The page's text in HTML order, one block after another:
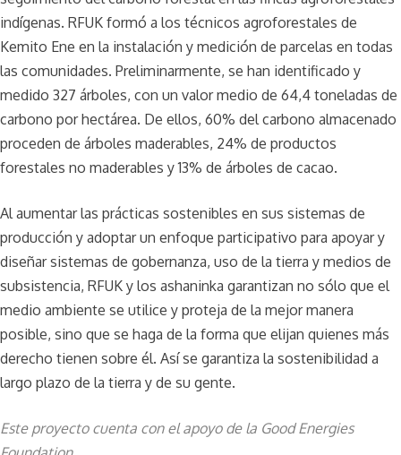
indígenas. RFUK formó a los técnicos agroforestales de
Kemito Ene en la instalación y medición de parcelas en todas
las comunidades. Preliminarmente, se han identificado y
medido 327 árboles, con un valor medio de 64,4 toneladas de
carbono por hectárea. De ellos, 60% del carbono almacenado
proceden de árboles maderables, 24% de productos
forestales no maderables y 13% de árboles de cacao.
Al aumentar las prácticas sostenibles en sus sistemas de
producción y adoptar un enfoque participativo para apoyar y
diseñar sistemas de gobernanza, uso de la tierra y medios de
subsistencia, RFUK y los ashaninka garantizan no sólo que el
medio ambiente se utilice y proteja de la mejor manera
posible, sino que se haga de la forma que elijan quienes más
derecho tienen sobre él. Así se garantiza la sostenibilidad a
largo plazo de la tierra y de su gente.
Este proyecto cuenta con el apoyo de la Good Energies